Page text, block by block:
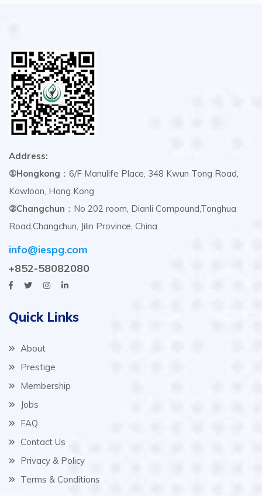
Address:
①Hongkong ：6/F Manulife Place, 348 Kwun Tong Road,
Kowloon, Hong Kong
②Changchun ：No 202 room, Dianli Compound,Tonghua
Road,Changchun, Jilin Province, China
info@iespg.com
+852-58082080
Quick Links
About
Prestige
Membership
Jobs
FAQ
Contact Us
Privacy & Policy
Terms & Conditions